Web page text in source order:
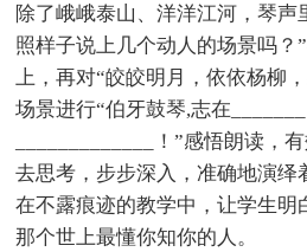
除了峨峨泰山、洋洋江河，琴声
照样子说上几个动人的场景吗？
上，再对“皎皎明月，依依杨
场景进行“伯牙鼓琴,志在
_____________！”感悟朗读，
去思考，步步深入，准确地演绎
在不露痕迹的教学中，让学生明
那个世上最懂你知你的人。